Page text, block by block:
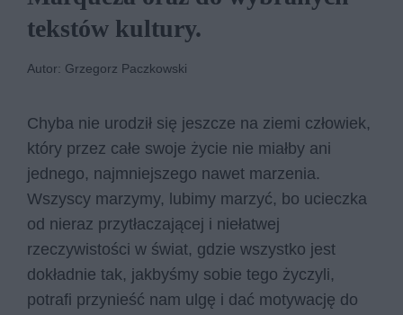
tek­stów kul­tu­ry.
Autor: Grzegorz Paczkowski
Chyba nie urodził się jeszcze na ziemi człowiek,
który przez całe swoje życie nie miałby ani
jednego, najmniejszego nawet marzenia.
Wszyscy marzymy, lubimy marzyć, bo ucieczka
od nieraz przytłaczającej i niełatwej
rzeczywistości w świat, gdzie wszystko jest
dokładnie tak, jakbyśmy sobie tego życzyli,
potrafi przynieść nam ulgę i dać motywację do